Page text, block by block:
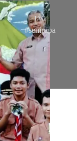
TAG
#senirupa